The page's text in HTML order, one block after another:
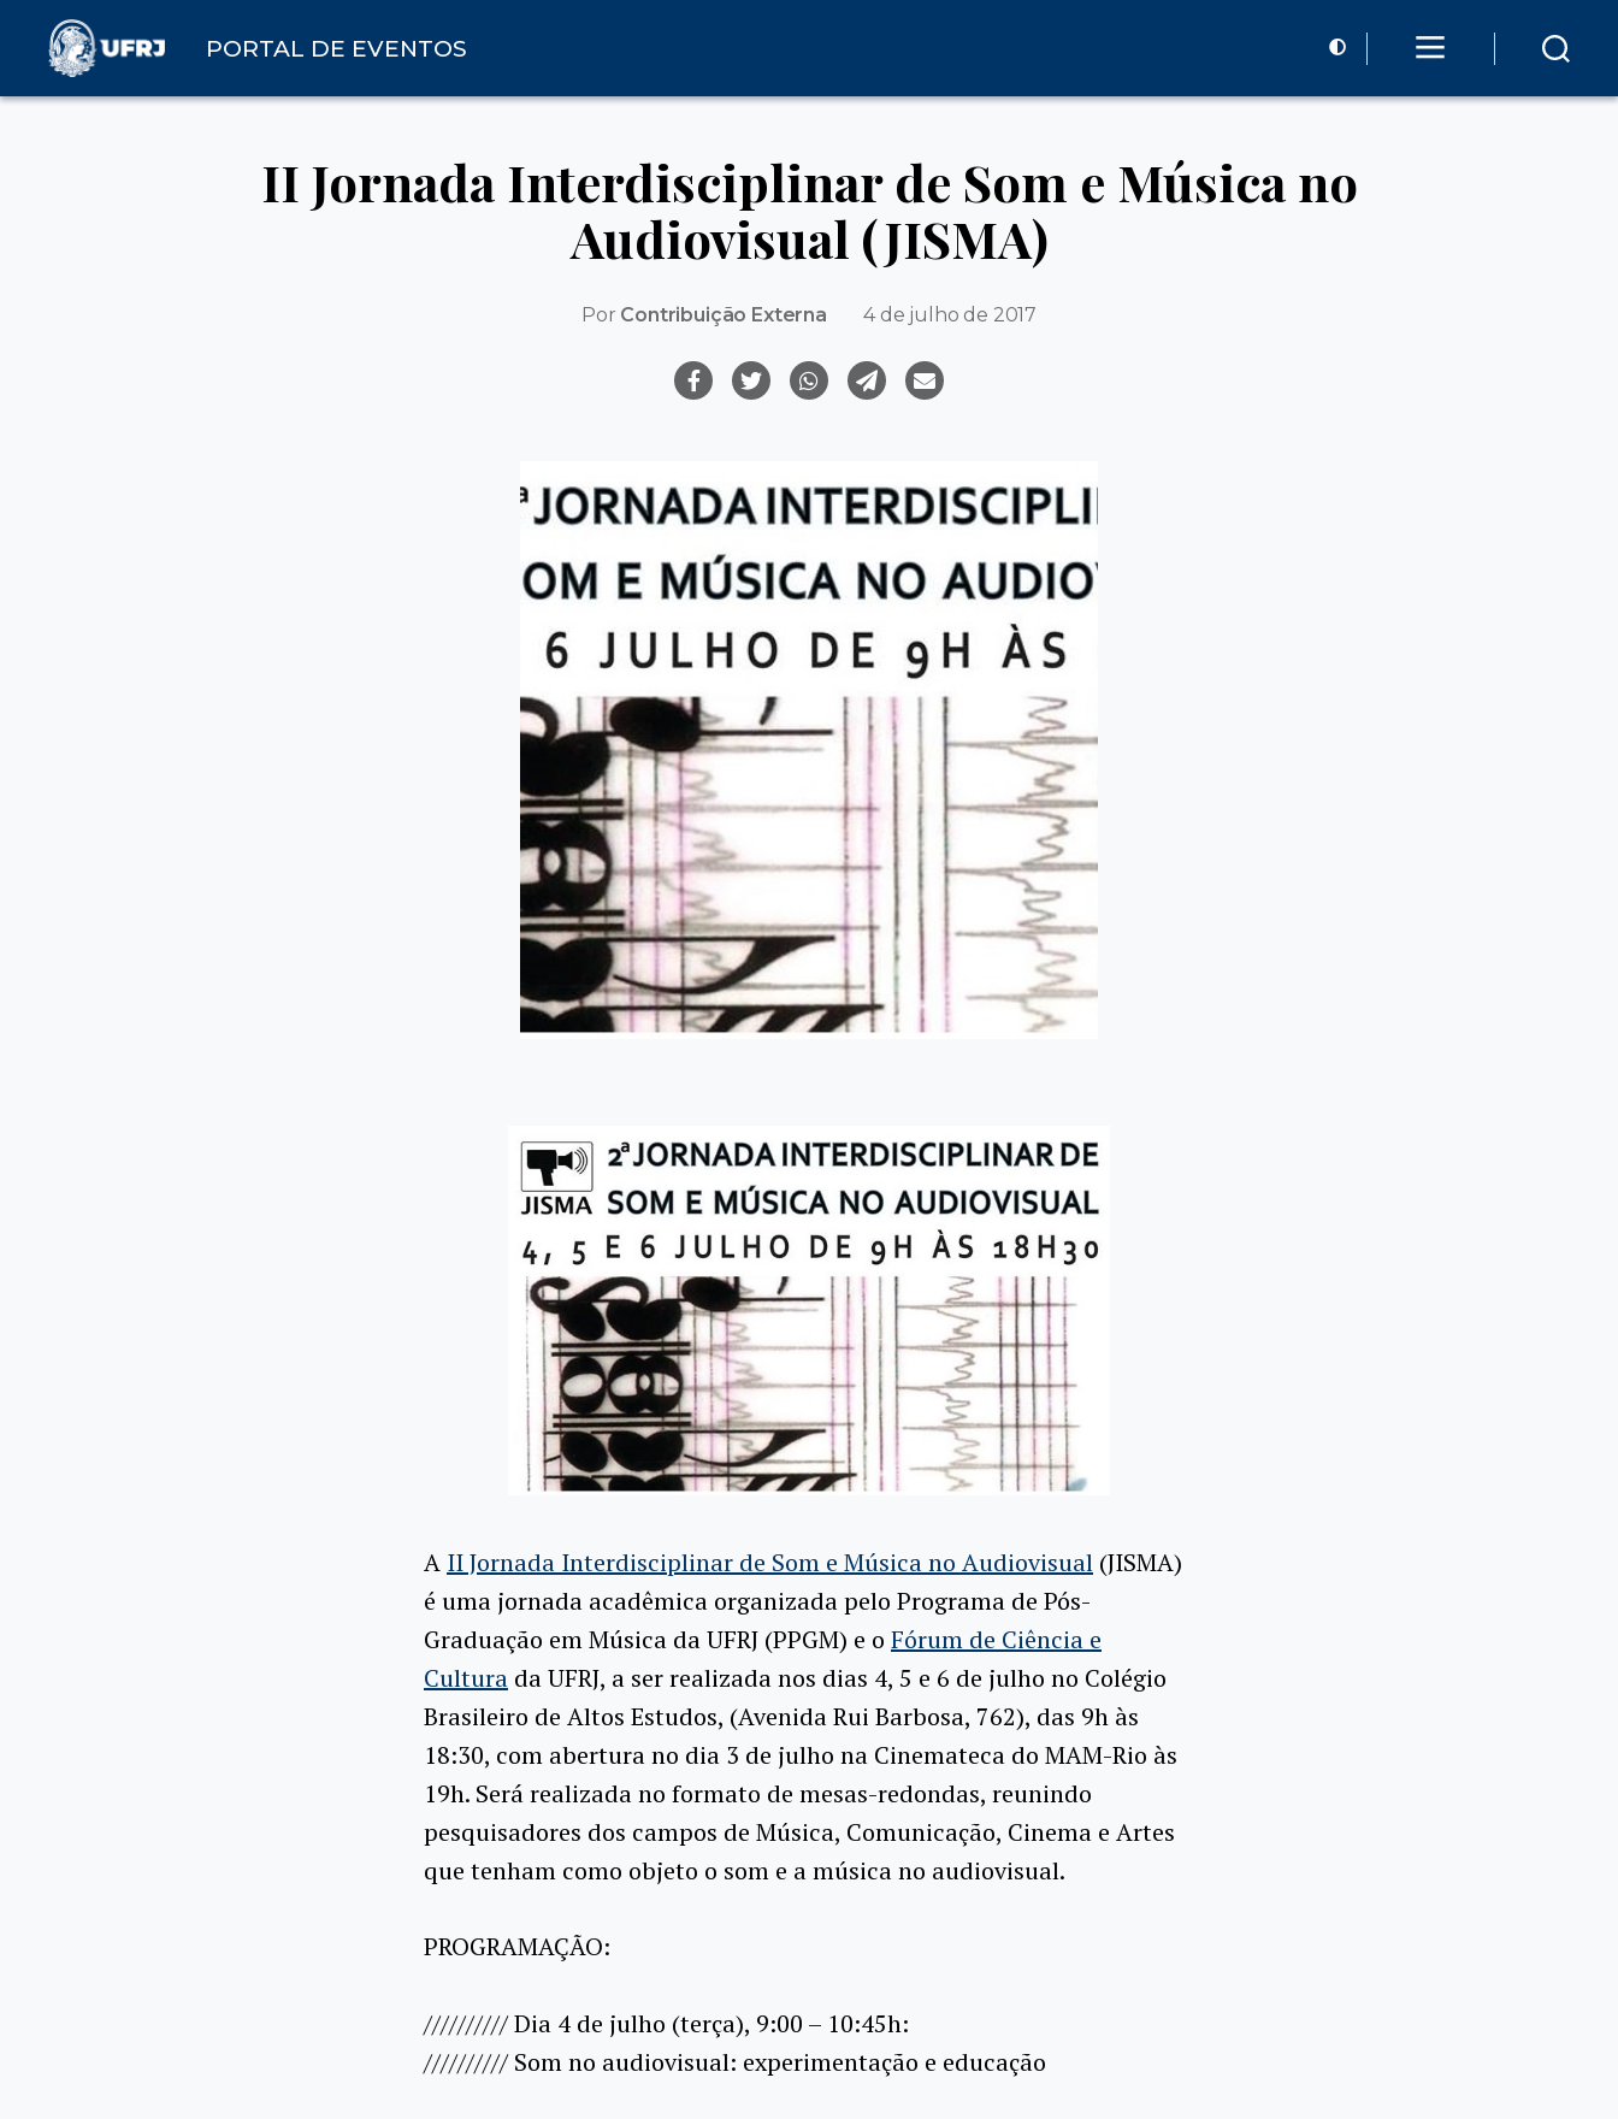
PORTAL DE EVENTOS
II Jornada Interdisciplinar de Som e Música no
Audiovisual (JISMA)
Por Contribuição Externa 4 de julho de 2017
A II Jornada Interdisciplinar de Som e Música no Audiovisual (JISMA)
é uma jornada acadêmica organizada pelo Programa de Pós-
Graduação em Música da UFRJ (PPGM) e o Fórum de Ciência e
Cultura da UFRJ, a ser realizada nos dias 4, 5 e 6 de julho no Colégio
Brasileiro de Altos Estudos, (Avenida Rui Barbosa, 762), das 9h às
18:30, com abertura no dia 3 de julho na Cinemateca do MAM-Rio às
19h. Será realizada no formato de mesas-redondas, reunindo
pesquisadores dos campos de Música, Comunicação, Cinema e Artes
que tenham como objeto o som e a música no audiovisual.
PROGRAMAÇÃO:
////////// Dia 4 de julho (terça), 9:00 – 10:45h:
////////// Som no audiovisual: experimentação e educação